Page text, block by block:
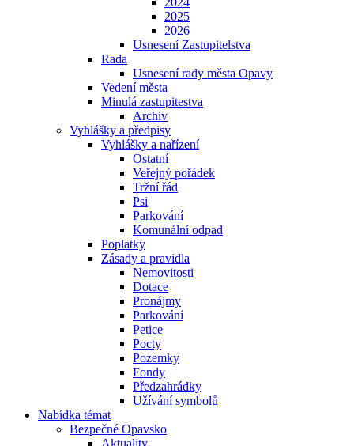
2025
2026
Usnesení Zastupitelstva
Rada
Usnesení rady města Opavy
Vedení města
Minulá zastupitestva
Archiv
Vyhlášky a předpisy
Vyhlášky a nařízení
Ostatní
Veřejný pořádek
Tržní řád
Psi
Parkování
Komunální odpad
Poplatky
Zásady a pravidla
Nemovitosti
Dotace
Pronájmy
Parkování
Petice
Pocty
Pozemky
Fondy
Předzahrádky
Užívání symbolů
Nabídka témat
Bezpečné Opavsko